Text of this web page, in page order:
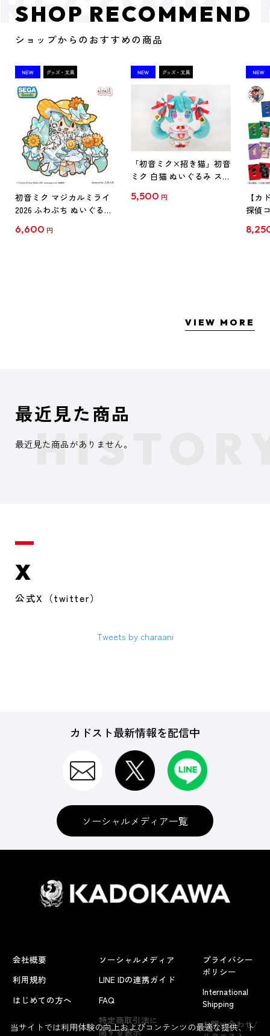
SHOP RECOMMEND
ショップからのおすすめの商品
初音ミク マジカルミライ
2026 ふわぷち ぬいぐるみ
6,600 円
「初音ミク×招き猫」初音
ミク 白猫 ぬいぐるみ スタ
5,500 円
【カ
探偵
クリ
VIEW MORE
最近見た商品
最近見た商品がありません。
X
公式X（twitter）
Tweets by charaani
カドスト最新情報を配信中
ソーシャルメディア一覧
会社概要
利用規約
はじめての方へ
ソーシャルメディア
LINE IDの連携ガイド
FAQ
特定商取引法に
関する表示
プライバシー
ポリシー
International
Shipping
お問い合わせ/
当サイトでは利用体験の向上およびコンテンツの最適な提供、ト